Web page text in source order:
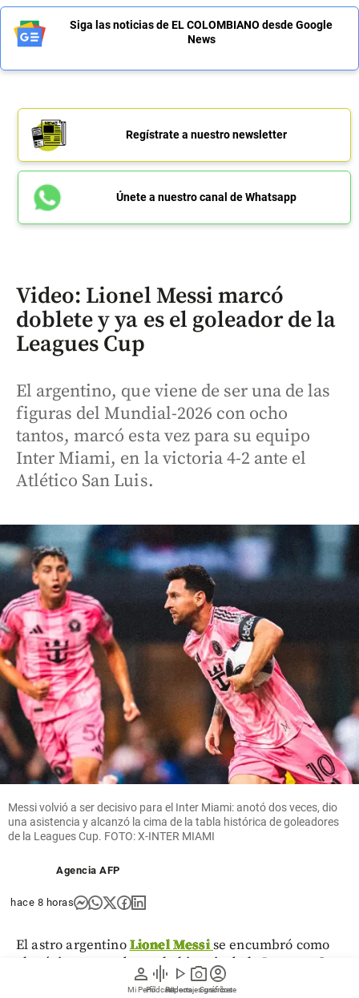
person
Mi Perfil
graphic_eq
Pódcast
play_arrow
Videos
photo_camera
Reportajes gráficos
account_circle
Suscríbete
Siga las noticias de EL COLOMBIANO desde Google
News
Regístrate a nuestro newsletter
Únete a nuestro canal de Whatsapp
Video: Lionel Messi marcó
doblete y ya es el goleador de la
Leagues Cup
El argentino, que viene de ser una de las
figuras del Mundial-2026 con ocho
tantos, marcó esta vez para su equipo
Inter Miami, en la victoria 4-2 ante el
Atlético San Luis.
Messi volvió a ser decisivo para el Inter Miami: anotó dos veces, dio
una asistencia y alcanzó la cima de la tabla histórica de goleadores
de la Leagues Cup. FOTO: X-INTER MIAMI
Agencia AFP
hace 8 horas
El astro argentinoLionel Messise encumbró como
el máximo anotador en la historia de la Leagues Cup
al firmar el miércoles en la noche un doblete en el